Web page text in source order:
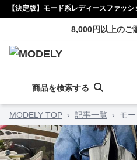
【決定版】モード系レディースファッ
8,000円以上のご
商品を検索する
MODELY TOP › 記事一覧 › モ